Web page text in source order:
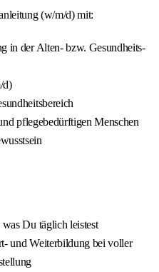
(w/m/d) mit:
in der Alten- bzw. Gesundheits-
d)
pflegebedürftigen Menschen
Du täglich leistest
und Weiterbildung bei voller